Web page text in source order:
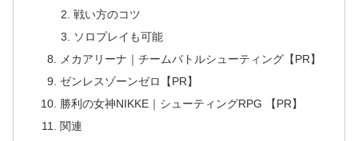
戦い方のコツ
ソロプレイも可能
メカアリーナ｜チームバトルシューティング【PR】
ゼンレスゾーンゼロ【PR】
勝利の女神NIKKE｜シューティングRPG 【PR】
関連